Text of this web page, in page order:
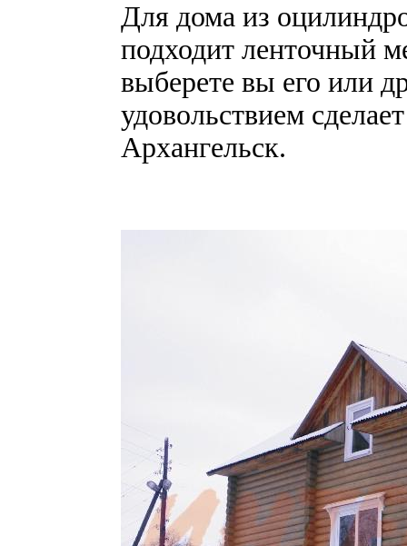
Для дома из
подходит ленточный
выберете вы его или
удовольствием
Архангельск.